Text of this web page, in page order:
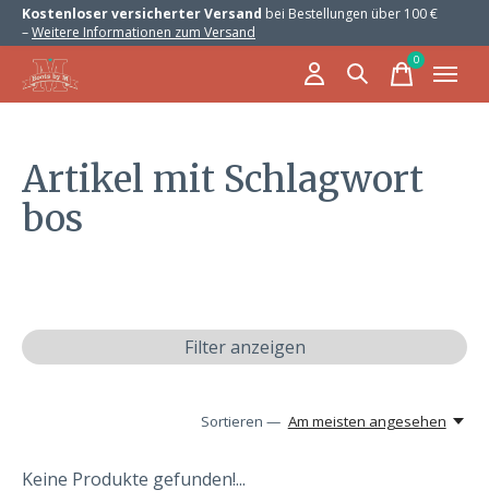
Kostenloser versicherter Versand bei Bestellungen über 100 €
–Weitere Informationen zum Versand
0items
Artikel mit Schlagwort
bos
Filter anzeigen
Sortieren — Am meisten angesehen
Keine Produkte gefunden!...